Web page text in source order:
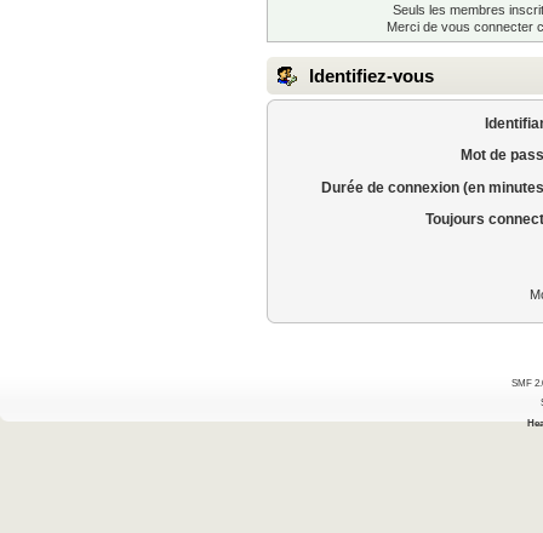
Seuls les membres
Merci de vous connecter
Identifiez-vous
Mot de
Durée de connexion (en
Toujours
SMF